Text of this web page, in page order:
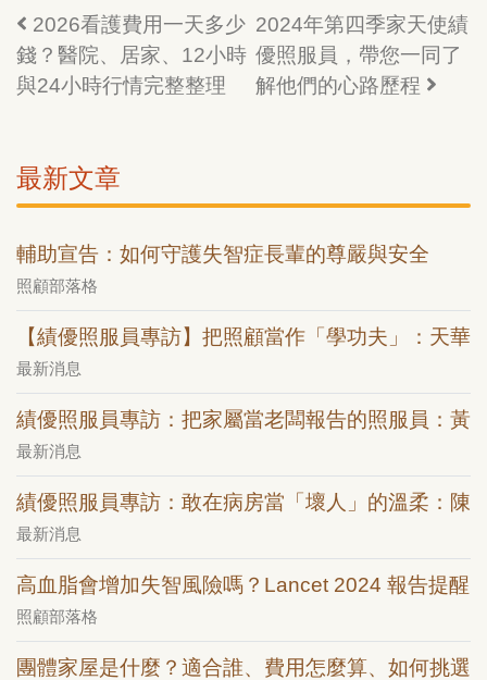
2026看護費用一天多少
錢？醫院、居家、12小時
與24小時行情完整整理
2024年第四季家天使績
優照服員，帶您一同了
解他們的心路歷程
最新文章
輔助宣告：如何守護失智症長輩的尊嚴與安全
照顧部落格
【績優照服員專訪】把照顧當作「學功夫」：天華
最新消息
績優照服員專訪：把家屬當老闆報告的照服員：黃
最新消息
績優照服員專訪：敢在病房當「壞人」的溫柔：陳
最新消息
高血脂會增加失智風險嗎？Lancet 2024 報告提醒
照顧部落格
團體家屋是什麼？適合誰、費用怎麼算、如何挑選